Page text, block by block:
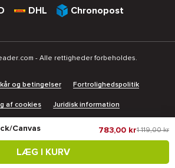
Canvas 783,00 kr1 119,00 kr
LÆG I KURV
DHL Chronopost
- Alle rettigheder forbeholdes.
og betingelser Fortrolighedspolitik
af cookies Juridisk information